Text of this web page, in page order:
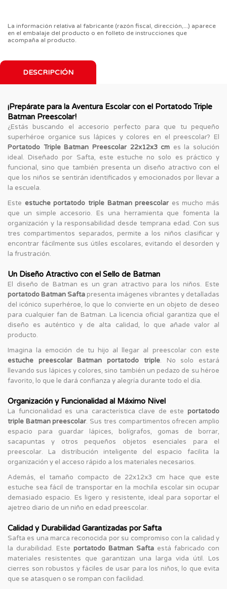
La información relativa al fabricante (razón fiscal, dirección,...) aparece
en el embalaje del producto o en folleto de instrucciones que
acompaña al producto.
DESCRIPCIÓN
¡Prepárate para la Aventura Escolar con el Portatodo Triple
Batman Preescolar!
¿Estás buscando el accesorio perfecto para que tu pequeño
superhéroe organice sus lápices y colores en el preescolar? El
Portatodo Triple Batman Preescolar 22x12x3 cm es la solución
ideal. Diseñado por Safta, este estuche no solo es práctico y
funcional, sino que también presenta un diseño atractivo con el
que los niños se sentirán identificados y emocionados por llevar a
la escuela.
Este estuche portatodo triple Batman preescolar es mucho más
que un simple accesorio. Es una herramienta que fomenta la
organización y la responsabilidad desde temprana edad. Con sus
tres compartimentos separados, permite a los niños clasificar y
encontrar fácilmente sus útiles escolares, evitando el desorden y
la frustración.
Un Diseño Atractivo con el Sello de Batman
El diseño de Batman es un gran atractivo para los niños. Este
portatodo Batman Safta presenta imágenes vibrantes y detalladas
del icónico superhéroe, lo que lo convierte en un objeto de deseo
para cualquier fan de Batman. La licencia oficial garantiza que el
diseño es auténtico y de alta calidad, lo que añade valor al
producto.
Imagina la emoción de tu hijo al llegar al preescolar con este
estuche preescolar Batman portatodo triple. No solo estará
llevando sus lápices y colores, sino también un pedazo de su héroe
favorito, lo que le dará confianza y alegría durante todo el día.
Organización y Funcionalidad al Máximo Nivel
La funcionalidad es una característica clave de este portatodo
triple Batman preescolar. Sus tres compartimentos ofrecen amplio
espacio para guardar lápices, bolígrafos, gomas de borrar,
sacapuntas y otros pequeños objetos esenciales para el
preescolar. La distribución inteligente del espacio facilita la
organización y el acceso rápido a los materiales necesarios.
Además, el tamaño compacto de 22x12x3 cm hace que este
estuche sea fácil de transportar en la mochila escolar sin ocupar
demasiado espacio. Es ligero y resistente, ideal para soportar el
ajetreo diario de un niño en edad preescolar.
Calidad y Durabilidad Garantizadas por Safta
Safta es una marca reconocida por su compromiso con la calidad y
la durabilidad. Este portatodo Batman Safta está fabricado con
materiales resistentes que garantizan una larga vida útil. Los
cierres son robustos y fáciles de usar para los niños, lo que evita
que se atasquen o se rompan con facilidad.